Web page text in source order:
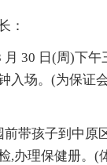
：
月 30 日(周)下
入场。(为保证
前带孩子到中原
,办理保健册。(